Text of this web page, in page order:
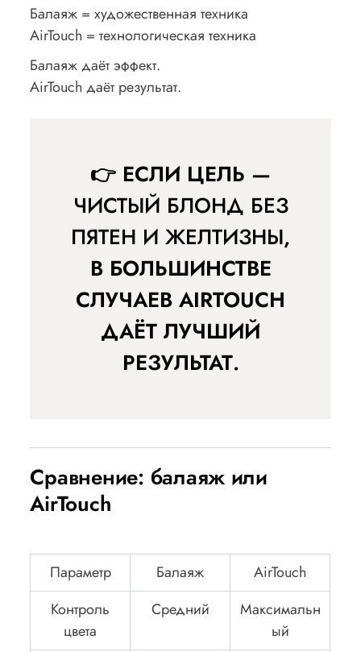
Балаяж = художественная техника
AirTouch = технологическая техника
Балаяж даёт эффект.
AirTouch даёт результат.
👉 ЕСЛИ ЦЕЛЬ —
ЧИСТЫЙ БЛОНД БЕЗ
ПЯТЕН И ЖЕЛТИЗНЫ,
В БОЛЬШИНСТВЕ
СЛУЧАЕВ AIRTOUCH
ДАЁТ ЛУЧШИЙ
РЕЗУЛЬТАТ.
Сравнение: балаяж или
AirTouch
Параметр Балаяж
AirTouch
Контроль
цвета
Средний
Максимальн
ый